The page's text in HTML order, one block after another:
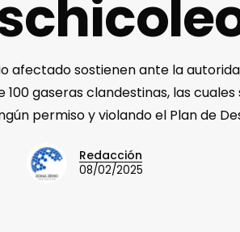
afectado sostienen ante la
gaseras clandestinas, las
permiso y violando el Plan de
Redacción
08/02/2025